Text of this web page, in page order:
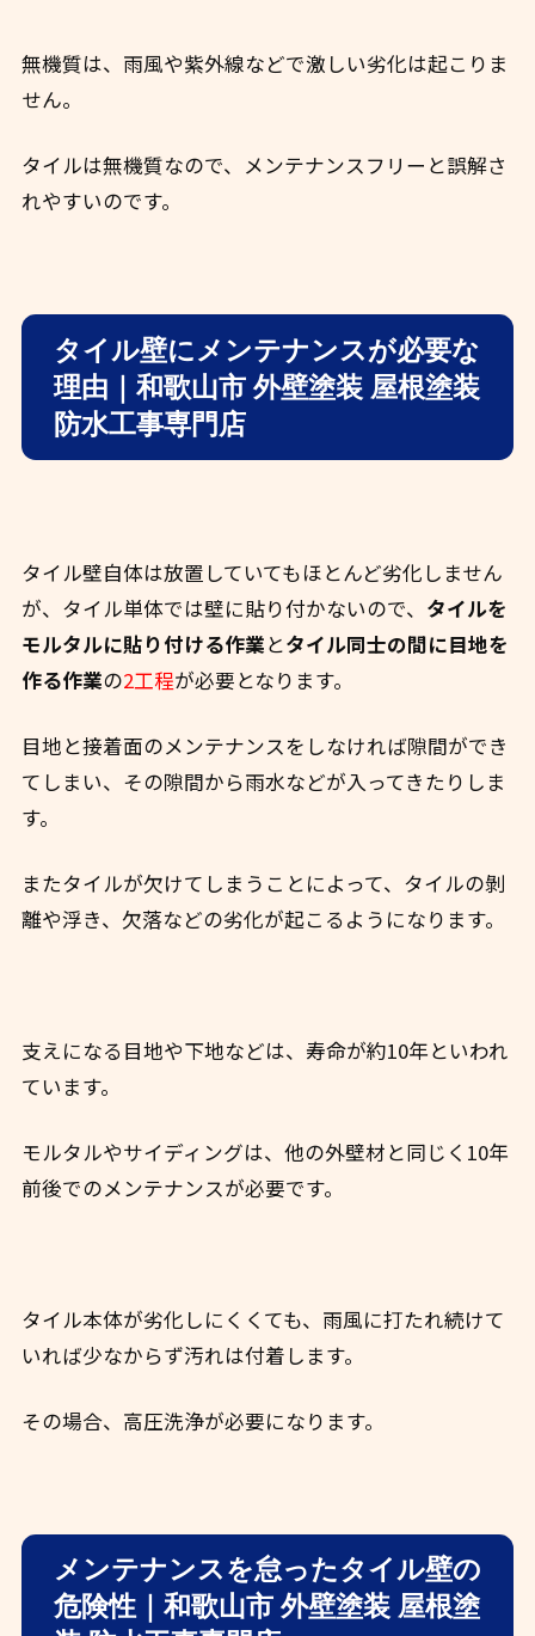
無機質は、雨風や紫外線などで激しい劣化は起こりま
せん。
タイルは無機質なので、メンテナンスフリーと誤解さ
れやすいのです。
タイル壁にメンテナンスが必要な
理由｜和歌山市 外壁塗装 屋根塗装
防水工事専門店
タイル壁自体は放置していてもほとんど劣化しません
が、タイル単体では壁に貼り付かないので、 タイルを
モルタルに貼り付ける作業とタイル同士の間に目地を
作る作業の2工程が必要となります。
目地と接着面のメンテナンスをしなければ隙間ができ
てしまい、その隙間から雨水などが入ってきたりしま
す。
またタイルが欠けてしまうことによって、タイルの剝
離や浮き、欠落などの劣化が起こるようになります。
支えになる目地や下地などは、寿命が約10年といわれ
ています。
モルタルやサイディングは、他の外壁材と同じく10年
前後でのメンテナンスが必要です。
タイル本体が劣化しにくくても、雨風に打たれ続けて
いれば少なからず汚れは付着します。
その場合、高圧洗浄が必要になります。
メンテナンスを怠ったタイル壁の
危険性｜和歌山市 外壁塗装 屋根塗